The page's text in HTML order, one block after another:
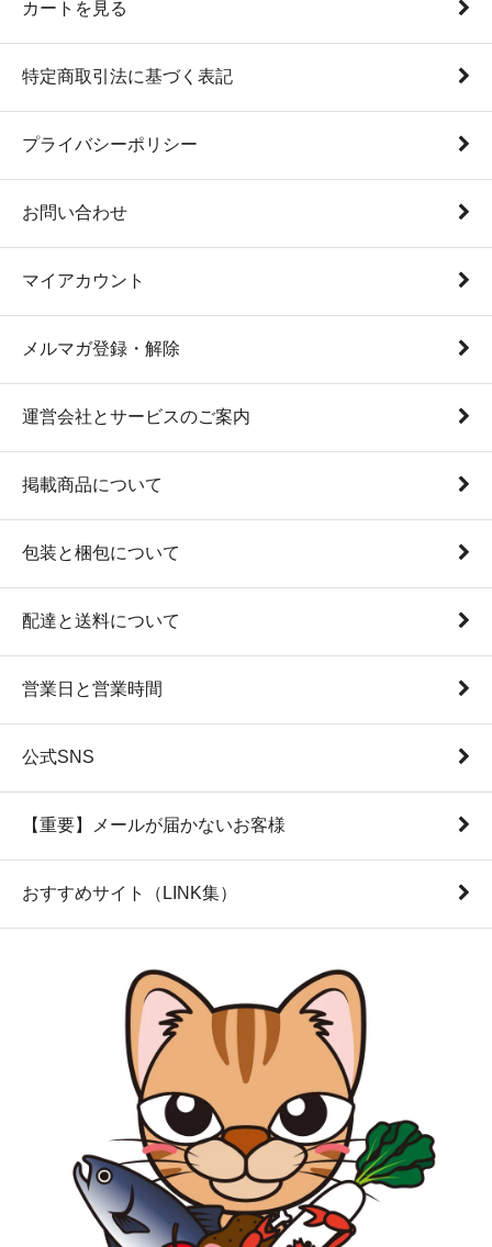
カートを見る
特定商取引法に基づく表記
プライバシーポリシー
お問い合わせ
マイアカウント
メルマガ登録・解除
運営会社とサービスのご案内
掲載商品について
包装と梱包について
配達と送料について
営業日と営業時間
公式SNS
【重要】メールが届かないお客様
おすすめサイト（LINK集）